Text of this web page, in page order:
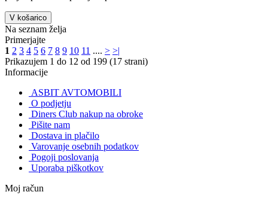
V košarico
Na seznam želja
Primerjajte
1 2 3 4 5 6 7 8 9 10 11 .... > >|
Prikazujem 1 do 12 od 199 (17 strani)
Informacije
ASBIT AVTOMOBILI
O podjetju
Diners Club nakup na obroke
Pišite nam
Dostava in plačilo
Varovanje osebnih podatkov
Pogoji poslovanja
Uporaba piškotkov
Moj račun